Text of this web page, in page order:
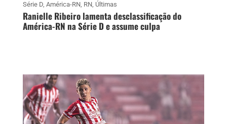
Série D, América-RN, RN, Últimas
Ranielle Ribeiro lamenta desclassificação do
América-RN na Série D e assume culpa